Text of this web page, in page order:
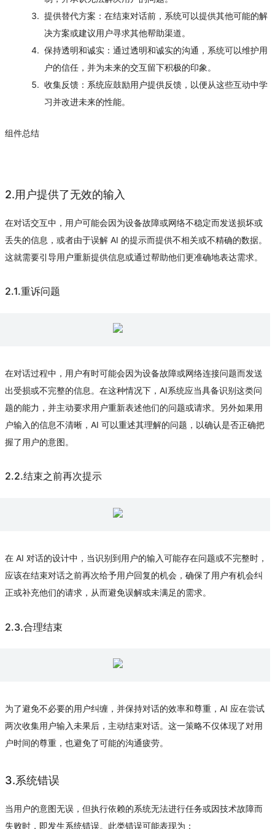
提供替代方案 ：在结束对话前，系统可以提供其他可能的解
决方案或建议用户寻求其他帮助渠道。
保持透明和诚实 ：通过透明和诚实的沟通，系统可以维护用
户的信任，并为未来的交互留下积极的印象。
收集反馈 ：系统应鼓励用户提供反馈，以便从这些互动中学
习并改进未来的性能。
组件总结
2.用户提供了无效的输入
在对话交互中，用户可能会因为设备故障或网络不稳定而发送损坏或
丢失的信息，或者由于误解 AI 的提示而提供不相关或不精确的数据。
这就需要引导用户重新提供信息或通过帮助他们更准确地表达需求。
2.1.重诉问题
在对话过程中，用户有时可能会因为设备故障或网络连接问题而发送
出受损或不完整的信息。在这种情况下，AI系统应当具备识别这类问
题的能力，并主动要求用户重新表述他们的问题或请求。另外如果用
户输入的信息不清晰，AI 可以重述其理解的问题，以确认是否正确把
握了用户的意图。
2.2.结束之前再次提示
在 AI 对话的设计中，当识别到用户的输入可能存在问题或不完整时，
应该在结束对话之前再次给予用户回复的机会，确保了用户有机会纠
正或补充他们的请求，从而避免误解或未满足的需求。
2.3.合理结束
为了避免不必要的用户纠缠，并保持对话的效率和尊重，AI 应在尝试
两次收集用户输入未果后，主动结束对话。这一策略不仅体现了对用
户时间的尊重，也避免了可能的沟通疲劳。
3.系统错误
当用户的意图无误，但执行依赖的系统无法进行任务或因技术故障而
失败时，即发生系统错误。此类错误可能表现为：